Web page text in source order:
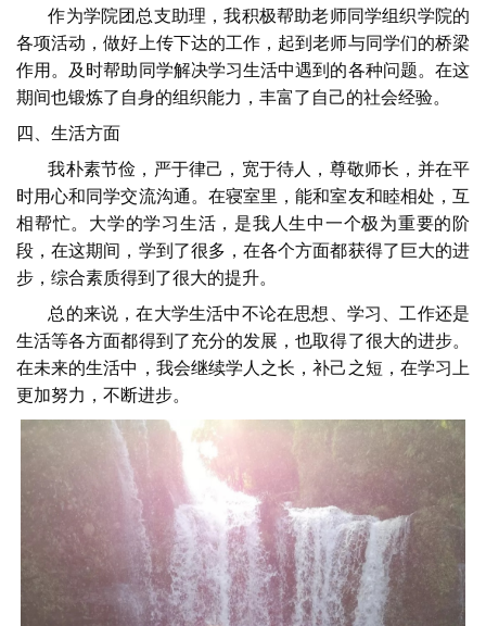
作为学院团总支助理，我积极帮助老师同学组织学院的
各项活动，做好上传下达的工作，起到老师与同学们的桥梁
作用。及时帮助同学解决学习生活中遇到的各种问题。在这
期间也锻炼了自身的组织能力，丰富了自己的社会经验。
四、生活方面
我朴素节俭，严于律己，宽于待人，尊敬师长，并在平
时用心和同学交流沟通。在寝室里，能和室友和睦相处，互
相帮忙。大学的学习生活，是我人生中一个极为重要的阶
段，在这期间，学到了很多，在各个方面都获得了巨大的进
步，综合素质得到了很大的提升。
总的来说，在大学生活中不论在思想、学习、工作还是
生活等各方面都得到了充分的发展，也取得了很大的进步。
在未来的生活中，我会继续学人之长，补己之短，在学习上
更加努力，不断进步。